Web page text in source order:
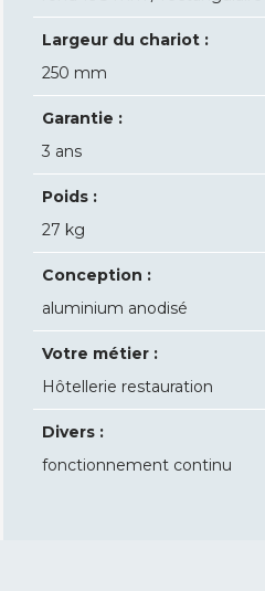
Largeur du chariot :
250 mm
Garantie :
3 ans
Poids :
27 kg
Conception :
aluminium anodisé
Votre métier :
Hôtellerie restauration
Divers :
fonctionnement continu